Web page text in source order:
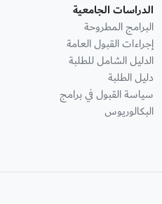
الدراسات الجامعية
البرامج المطروحة
إجراءات القبول العامة
الدليل الشامل للطلبة
دليل الطلبة
سياسة القبول في برامج
البكالوريوس